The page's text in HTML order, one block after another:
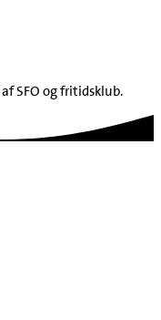
SFO og fritidsklub.